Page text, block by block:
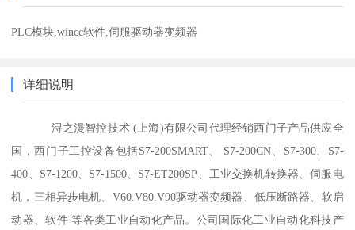
PLC模块,wincc软件,伺服驱动器变频器
详细说明
浔之漫智控技术 (上海)有限公司代理经销西门子产品供应全
国，西门子工控设备包括S7-200SMART、 S7-200CN、S7-300、S7-
400、S7-1200、S7-1500、S7-ET200SP、工业交换机转换器、伺服电
机，三相异步电机、V60.V80.V90驱动器变频器、低压断路器、软启
动器、软件 等各类工业自动化产品。公司国际化工业自动化科技产